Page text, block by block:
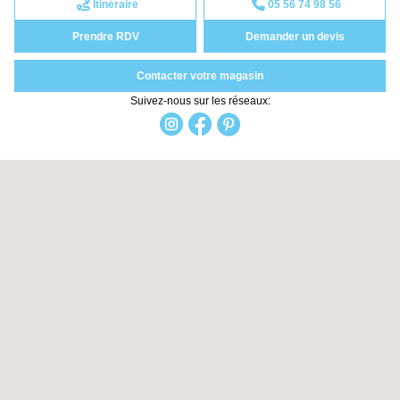
Itinéraire 05 56 74 98 56
Prendre RDV Demander un devis
Contacter votre magasin
Suivez-nous sur les réseaux: